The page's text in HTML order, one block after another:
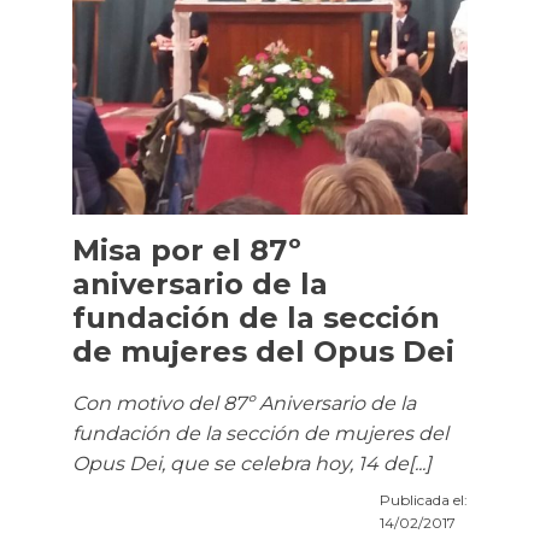
Misa por el 87º
aniversario de la
fundación de la sección
de mujeres del Opus Dei
Con motivo del 87º Aniversario de la
fundación de la sección de mujeres del
Opus Dei, que se celebra hoy, 14 de[...]
Publicada el:
14/02/2017